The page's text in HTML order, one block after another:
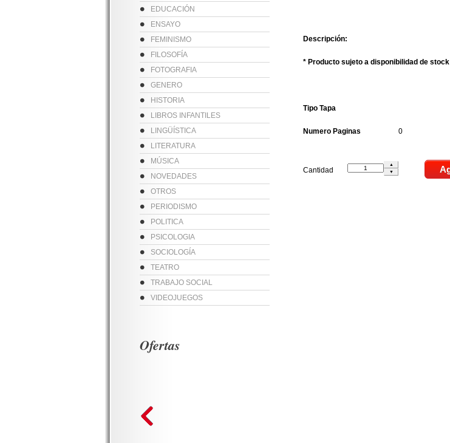
EDUCACIÓN
ENSAYO
FEMINISMO
FILOSOFÍA
FOTOGRAFIA
GENERO
HISTORIA
LIBROS INFANTILES
LINGÜÍSTICA
LITERATURA
MÚSICA
NOVEDADES
OTROS
PERIODISMO
POLITICA
PSICOLOGIA
SOCIOLOGÍA
TEATRO
TRABAJO SOCIAL
VIDEOJUEGOS
Descripción:
* Producto sujeto a disponibilidad de stock
Tipo Tapa
Numero Paginas 0
Cantidad
Ofertas